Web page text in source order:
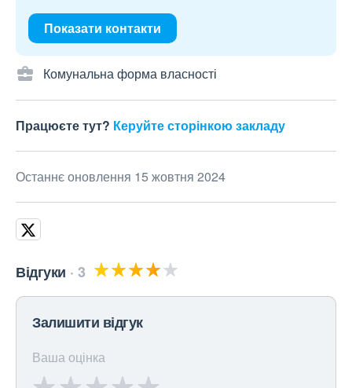
Показати контакти
Комунальна форма власності
Працюєте тут? Керуйте сторінкою закладу
Останнє оновлення 15 жовтня 2024
Відгуки 3
Залишити відгук
Ваша оцінка